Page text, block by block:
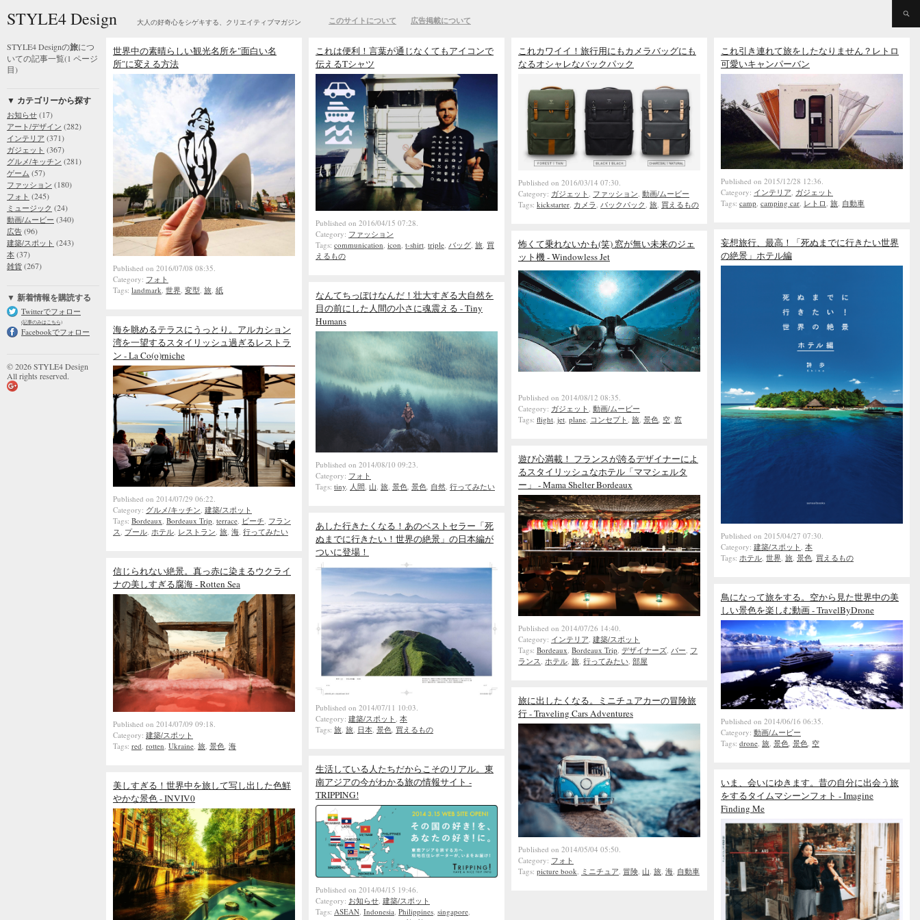
STYLE4 Design 大人の好奇心をシゲキする、クリエイティブマガジン このサイトについて 広告掲載について
STYLE4 Designの旅につ
いての記事一覧(1 ページ
目)
▼ カテゴリーから探す
お知らせ (17)
アート/デザイン (282)
インテリア (371)
ガジェット (367)
グルメ/キッチン (281)
ゲーム (57)
ファッション (180)
フォト (245)
ミュージック (24)
動画/ムービー (340)
広告 (96)
建築/スポット (243)
本 (37)
雑貨 (267)
▼ 新着情報を購読する
Twitterでフォロー
(記事のみはこちら)
Facebookでフォロー
© 2026 STYLE4 Design
All rights reserved.
世界中の素晴らしい観光名所を"面白い名
所"に変える方法
Published on 2016/07/08 08:35.
Category: フォト
Tags: landmark, 世界, 変型, 旅, 紙
これは便利！言葉が通じなくてもアイコンで
伝えるTシャツ
Published on 2016/04/15 07:28.
Category: ファッション
Tags: communication icon t-shirt triple バッグ 旅 買
えるもの
これカワイイ！旅行用にもカメラバッグにも
なるオシャレなバックパック
Published on 2016/03/14 07:30.
Category: ガジェット, ファッション, 動画/ムービー
Tags: kickstarter, カメラ, バックパック, 旅, 買えるもの
これ引き連れて旅をしたなりません？レトロ
可愛いキャンパーバン
Published on 2015/12/28 12:36.
Category: インテリア ガジェット
Tags: camp camping car レトロ 旅 自動車
妄想旅行、最高！「死ぬまでに行きたい世界
の絶景」ホテル編
Published on 2015/04/27 07:30.
Category: 建築/スポット, 本
Tags: ホテル, 世界, 旅, 景色, 買えるもの
怖くて乗れないかも(笑) 窓が無い未来のジェ
ット機 - Windowless Jet
Published on 2014/08/12 08:35.
Category: ガジェット, 動画/ムービー
Tags: flight, jet, plane, コンセプト, 旅, 景色, 空, 窓
なんてちっぽけなんだ！壮大すぎる大自然を
目の前にした人間の小さに魂震える - Tiny
Humans
Published on 2014/08/10 09:23.
Category: フォト
Tags: tiny, 人間, 山, 旅, 景色, 景色, 自然, 行ってみたい
海を眺めるテラスにうっとり。アルカション
湾を一望するスタイリッシュ過ぎるレストラ
ン - La Co(o)rniche
Published on 2014/07/29 06:22.
Category: グルメ/キッチン, 建築/スポット
Tags: Bordeaux, Bordeaux Trip, terrace, ビーチ, フラン
ス, プール, ホテル, レストラン, 旅, 海, 行ってみたい
遊び心満載！ フランスが誇るデザイナーによ
るスタイリッシュなホテル「ママシェルタ
ー」 - Mama Shelter Bordeaux
Published on 2014/07/26 14:40.
Category: インテリア, 建築/スポット
Tags: Bordeaux, Bordeaux Trip, デザイナーズ, バー, フ
ランス, ホテル, 旅, 行ってみたい, 部屋
あした行きたくなる！あのベストセラー「死
ぬまでに行きたい！世界の絶景」の日本編が
ついに登場！
Published on 2014/07/11 10:03.
Category: 建築/スポット 本
Tags: 旅 旅 日本 景色 買えるもの
信じられない絶景。真っ赤に染まるウクライ
ナの美しすぎる腐海 - Rotten Sea
Published on 2014/07/09 09:18.
Category: 建築/スポット
Tags: red, rotten, Ukraine, 旅, 景色, 海
鳥になって旅をする。空から見た世界中の美
しい景色を楽しむ動画 - TravelByDrone
Published on 2014/06/16 06:35.
Category: 動画/ムービー
Tags: drone, 旅, 景色, 景色, 空
旅に出したくなる。ミニチュアカーの冒険旅
行 - Traveling Cars Adventures
Published on 2014/05/04 05:50.
Category: フォト
Tags: picture book ミニチュア 冒険 山 旅 海 自動車
生活している人たちだからこそのリアル。東
南アジアの今がわかる旅の情報サイト -
TRIPPING!
Published on 2014/04/15 19:46.
Category: お知らせ 建築/スポット
Tags: ASEAN Indonesia Philippines singapore
いま、会いにゆきます。昔の自分に出会う旅
をするタイムマシーンフォト - Imagine
Finding Me
美しすぎる！世界中を旅して写し出した色鮮
やかな景色 - INVIV0